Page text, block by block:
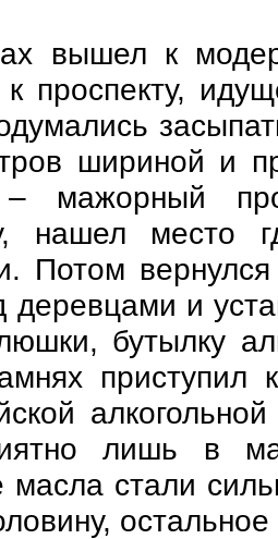
вышел к
проспекту,
шириной и
– мажорный
нашел место
Потом
деревцами и
бутылку
приступил
лишь в
масла стали